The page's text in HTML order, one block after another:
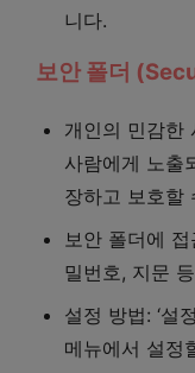
니다.
보안 폴더
개인의 민감한
사람에게 노출
장하고 보호할
보안 폴더에
밀번호, 지문
설정 방법: ‘설
메뉴에서 설정